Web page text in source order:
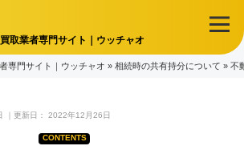
取業者専門サイト｜ウッチャオ
専門サイト｜ウッチャオ » 相続時の共有持分について » 不
｜更新日：2022年12月26日